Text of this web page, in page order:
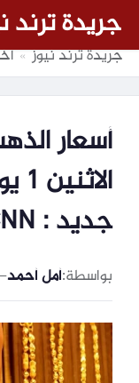
جريدة ترند
جريدة ترند نيوز »
أسعار
جديد : CNN الاقتصادية
بواسطة:أمل أحمد–